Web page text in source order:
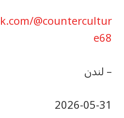
@countercultur
e68
– لندن
‎2026-‎05-‎31